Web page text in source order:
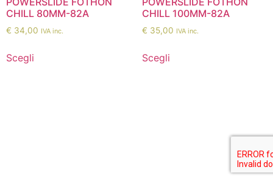
CHILL 80MM-82A
€ 34,00 IVA inc.
Scegli
CHILL 100MM-82A
€ 35,00 IVA inc.
Scegli